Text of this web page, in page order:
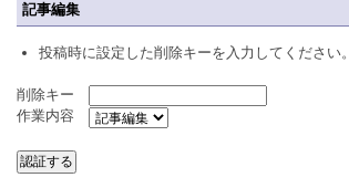
記事編集
投稿時に設定した削除キーを入力してください。
削除キー
作業内容